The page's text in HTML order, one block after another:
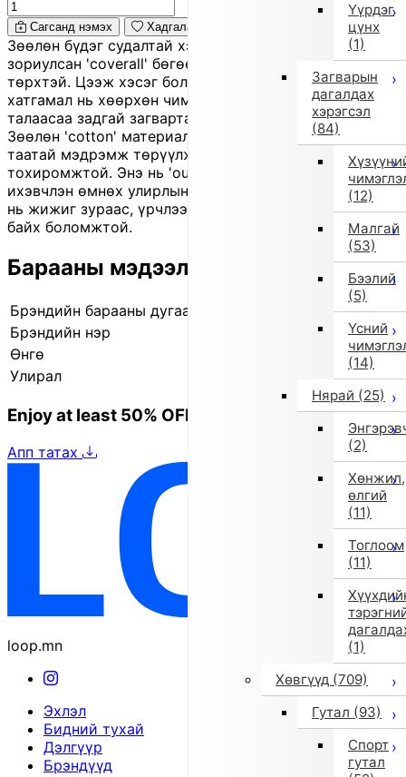
Үүрдэг
цүнх
(1)
Загварын
дагалдах
хэрэгсэл
(84)
(12)
Малгай
(53)
Бээлий
(5)
Үсний
(14)
Нярай (25)
(2)
Хөнжил,
өлгий
(11)
Тоглоом
(11)
(1)
Хөвгүүд (709)
Гутал (93)
Спорт
гутал
Сагсанд нэмэх Хадгалах
Зөөлөн бүдэг судалтай хээтэй, нярай хүүхдэд
зориулсан 'coverall' бөгөөд эгдүүтэй, намуухан
төрхтэй. Цээж хэсэг болон захад байрлах амьтны
хатгамал нь хөөрхөн чимэглэл болж өгнө. Урд
талаасаа задгай загвартай тул хувцаслахад хялбар.
Зөөлөн 'cotton' материалаар хийгдсэн учир арьсанд
таатай мэдрэмж төрүүлж, өдөр тутам өмсөхөд
тохиромжтой. Энэ нь 'outlet' бүтээгдэхүүн бөгөөд
ихэвчлэн өмнөх улирлын шинэ бараа боловч заримд
нь жижиг зураас, үрчлээ, өнгө бага зэрэг бүдгэрсэн
байх боломжтой.
Барааны мэдээлэл
Брэндийн барааны дугаар
Брэндийн нэр
Өнгө
Улирал
2025 оны намар/өвөл
Enjoy at least 50% OFF Tokyo fashion
Апп татах
loop.mn
Эхлэл
Бидний тухай
Дэлгүүр
Брэндүүд